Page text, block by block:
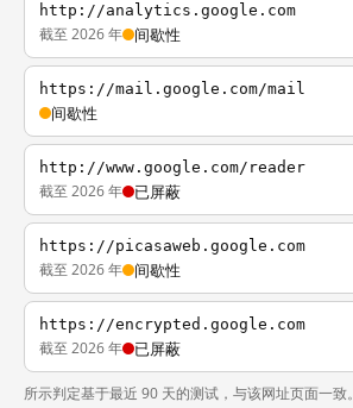
http://analytics.google.com
截至 2026 年 间歇性
https://mail.google.com/mail
间歇性
http://www.google.com/reader
截至 2026 年 已屏蔽
https://picasaweb.google.com
截至 2026 年 间歇性
https://encrypted.google.com
截至 2026 年 已屏蔽
所示判定基于最近 90 天的测试，与该网址页面一致。